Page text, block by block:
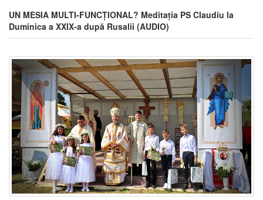
UN MESIA MULTI-FUNCȚIONAL? Meditația PS Claudiu la
Duminica a XXIX-a după Rusalii (AUDIO)